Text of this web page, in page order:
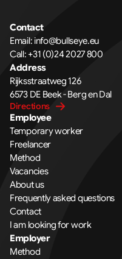
Contact
Email: info@bullseye.eu
Call: +31 (0)24 2027 800
Address
Rijksstraatweg 126
6573 DE Beek - Berg en Dal
Directions
Employee
Temporary worker
Freelancer
Method
Vacancies
About us
Frequently asked questions
Contact
I am looking for work
Employer
Method